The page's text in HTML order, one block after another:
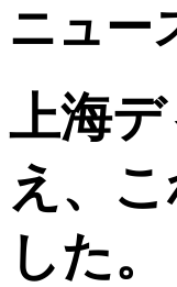
ニュー
上海
え、
した。